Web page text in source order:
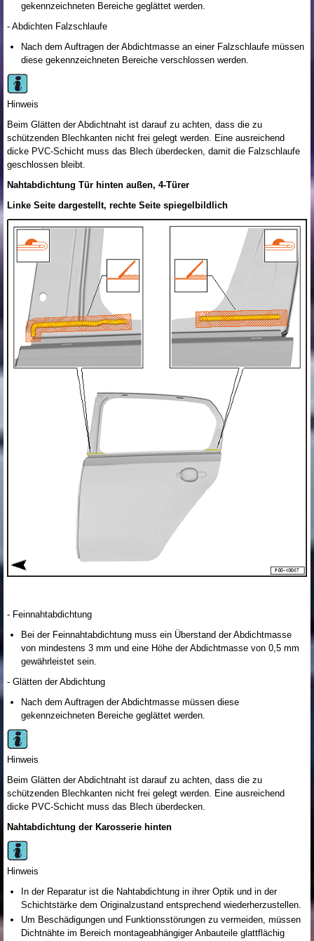
gekennzeichneten Bereiche geglättet werden.
- Abdichten Falzschlaufe
Nach dem Auftragen der Abdichtmasse an einer Falzschlaufe müssen
diese gekennzeichneten Bereiche verschlossen werden.
Hinweis
Beim Glätten der Abdichtnaht ist darauf zu achten, dass die zu
schützenden Blechkanten nicht frei gelegt werden. Eine ausreichend
dicke PVC-Schicht muss das Blech überdecken, damit die Falzschlaufe
geschlossen bleibt.
Nahtabdichtung Tür hinten außen, 4-Türer
Linke Seite dargestellt, rechte Seite spiegelbildlich
- Feinnahtabdichtung
Bei der Feinnahtabdichtung muss ein Überstand der Abdichtmasse
von mindestens 3 mm und eine Höhe der Abdichtmasse von 0,5 mm
gewährleistet sein.
- Glätten der Abdichtung
Nach dem Auftragen der Abdichtmasse müssen diese
gekennzeichneten Bereiche geglättet werden.
Hinweis
Beim Glätten der Abdichtnaht ist darauf zu achten, dass die zu
schützenden Blechkanten nicht frei gelegt werden. Eine ausreichend
dicke PVC-Schicht muss das Blech überdecken.
Nahtabdichtung der Karosserie hinten
Hinweis
In der Reparatur ist die Nahtabdichtung in ihrer Optik und in der
Schichtstärke dem Originalzustand entsprechend wiederherzustellen.
Um Beschädigungen und Funktionsstörungen zu vermeiden, müssen
Dichtnähte im Bereich montageabhängiger Anbauteile glattflächig